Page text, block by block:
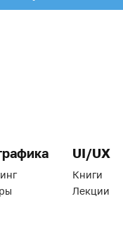
UI/UX
Книги
Лекции